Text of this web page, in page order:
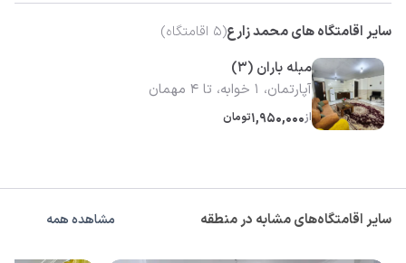
سایر اقامتگاه های محمد زارع(
5 اقامتگاه)
مبله باران (3)
آپارتمان، 1 خوابه، تا 4 مهمان
از1,950,000تومان
سایر اقامتگاه‌های مشابه در منطقه مشاهده همه